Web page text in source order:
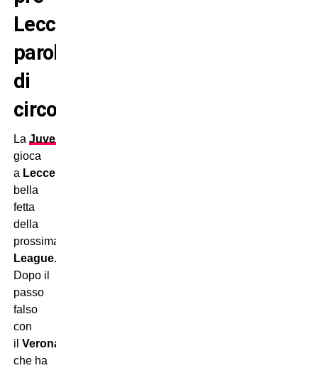
Lecce:
parole
di
circostanza?
La Juventus
gioca
a Lecce
bella
fetta
della
prossima
League.
Dopo il
passo
falso
con
il Verona
che ha